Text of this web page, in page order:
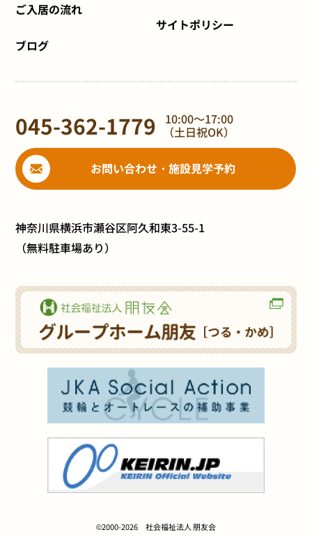
ご入居の流れ
ブログ
サイトポリシー
045-362-1779 10:00～17:00
（土日祝OK）
お問い合わせ・施設見学予約
神奈川県横浜市瀬谷区阿久和東3-55-1
（無料駐車場あり）
©2000-2026 社会福祉法人 朋友会